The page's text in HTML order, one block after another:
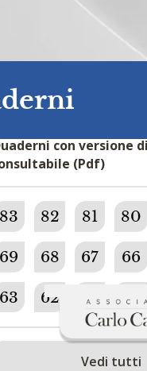
con versione
(Pdf)
83 82 81 80
69 68 67 66
63 62 61 60
Vedi tutti